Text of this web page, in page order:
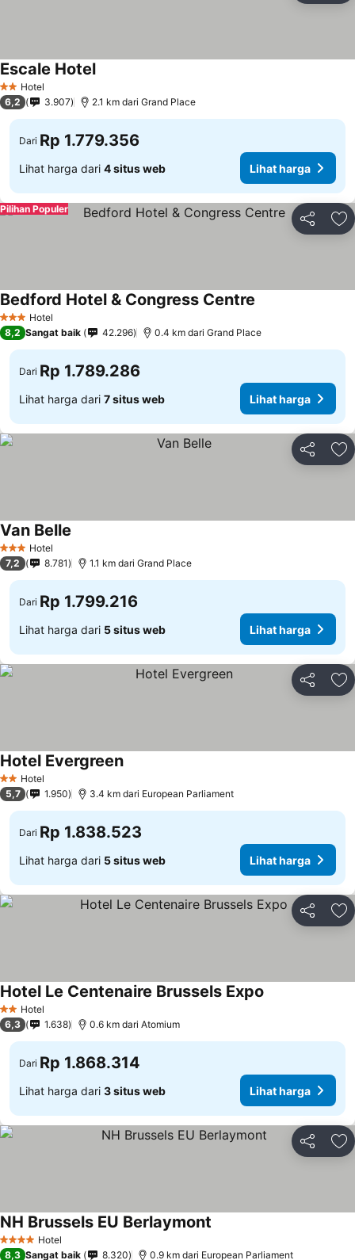
2 Bintang
Hotel
Escale Hotel
6,2 3.907 2.1 km dari Grand Place
Dari Rp 1.779.356
Lihat harga dari 4 situs web Lihat harga
Bagikan
Pilihan Populer
3 BintangHotel
Bedford Hotel & Congress Centre
8,2 Sangat baik 42.296 0.4 km dari Grand Place
Dari Rp 1.789.286
Lihat harga dari 7 situs web Lihat harga
Bagikan
3 BintangHotel
Van Belle
7,2 8.781 1.1 km dari Grand Place
Dari Rp 1.799.216
Lihat harga dari 5 situs web Lihat harga
Bagikan
2 Bintang
Hotel
Hotel Evergreen
5,7 1.950 3.4 km dari European Parliament
Dari Rp 1.838.523
Lihat harga dari 5 situs web Lihat harga
Bagikan
2 Bintang
Hotel
Hotel Le Centenaire Brussels Expo
6,3 1.638 0.6 km dari Atomium
Dari Rp 1.868.314
Lihat harga dari 3 situs web Lihat harga
Bagikan
4 BintangHotel
NH Brussels EU Berlaymont
8,3 Sangat baik 8.320 0.9 km dari European Parliament